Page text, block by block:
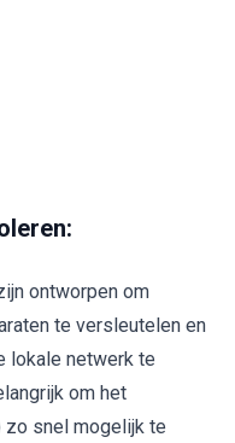
ontworpen om
te versleutelen en
lokale netwerk te
om het
zo snel mogelijk te